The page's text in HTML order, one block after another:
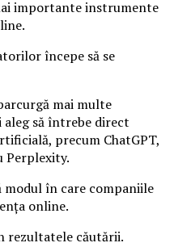
importante instrumente
începe să se
mai multe
să întrebe direct
precum ChatGPT,
Perplexity.
modul în care companiile
online.
rezultatele căutării.